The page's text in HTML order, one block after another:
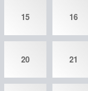
15 16
20 21